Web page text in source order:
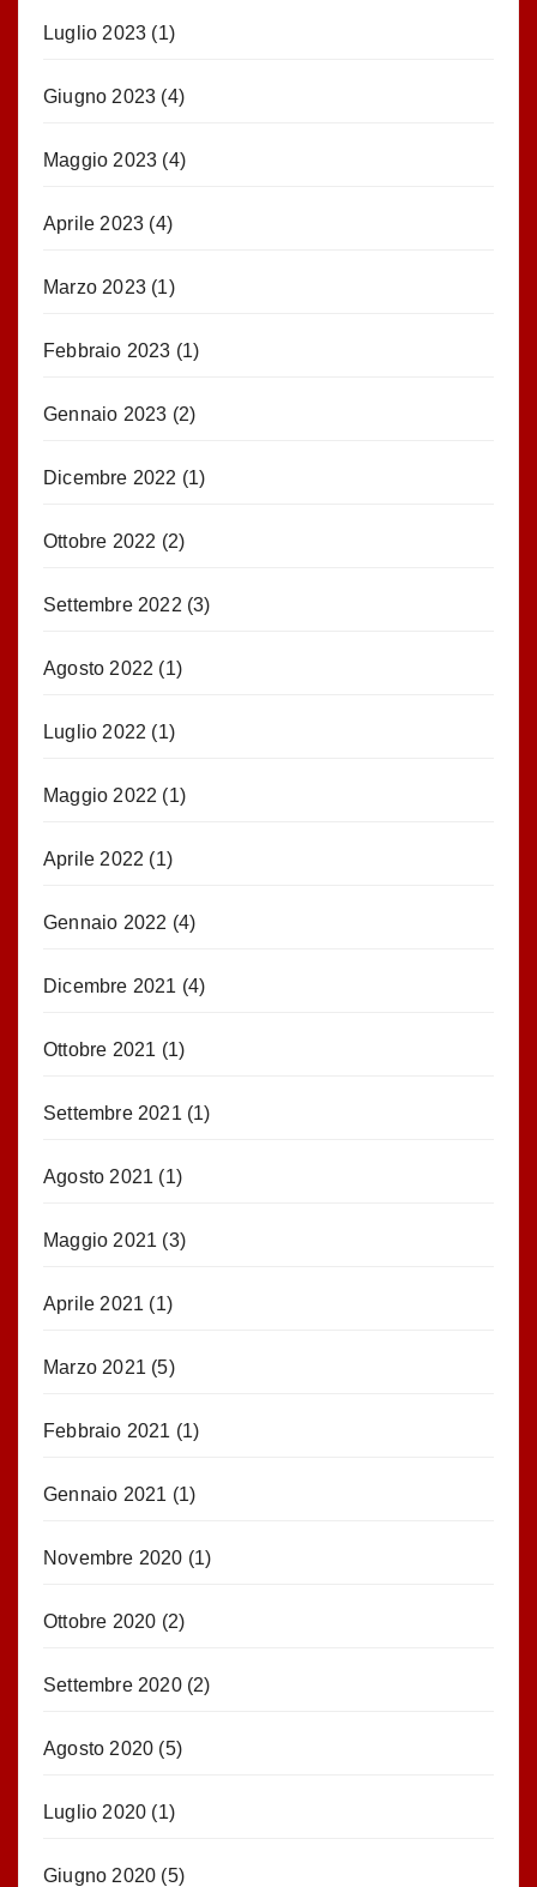
Luglio 2023 (1)
Giugno 2023 (4)
Maggio 2023 (4)
Aprile 2023 (4)
Marzo 2023 (1)
Febbraio 2023 (1)
Gennaio 2023 (2)
Dicembre 2022 (1)
Ottobre 2022 (2)
Settembre 2022 (3)
Agosto 2022 (1)
Luglio 2022 (1)
Maggio 2022 (1)
Aprile 2022 (1)
Gennaio 2022 (4)
Dicembre 2021 (4)
Ottobre 2021 (1)
Settembre 2021 (1)
Agosto 2021 (1)
Maggio 2021 (3)
Aprile 2021 (1)
Marzo 2021 (5)
Febbraio 2021 (1)
Gennaio 2021 (1)
Novembre 2020 (1)
Ottobre 2020 (2)
Settembre 2020(2)
Agosto 2020 (5)
Luglio 2020 (1)
Giugno 2020 (5)